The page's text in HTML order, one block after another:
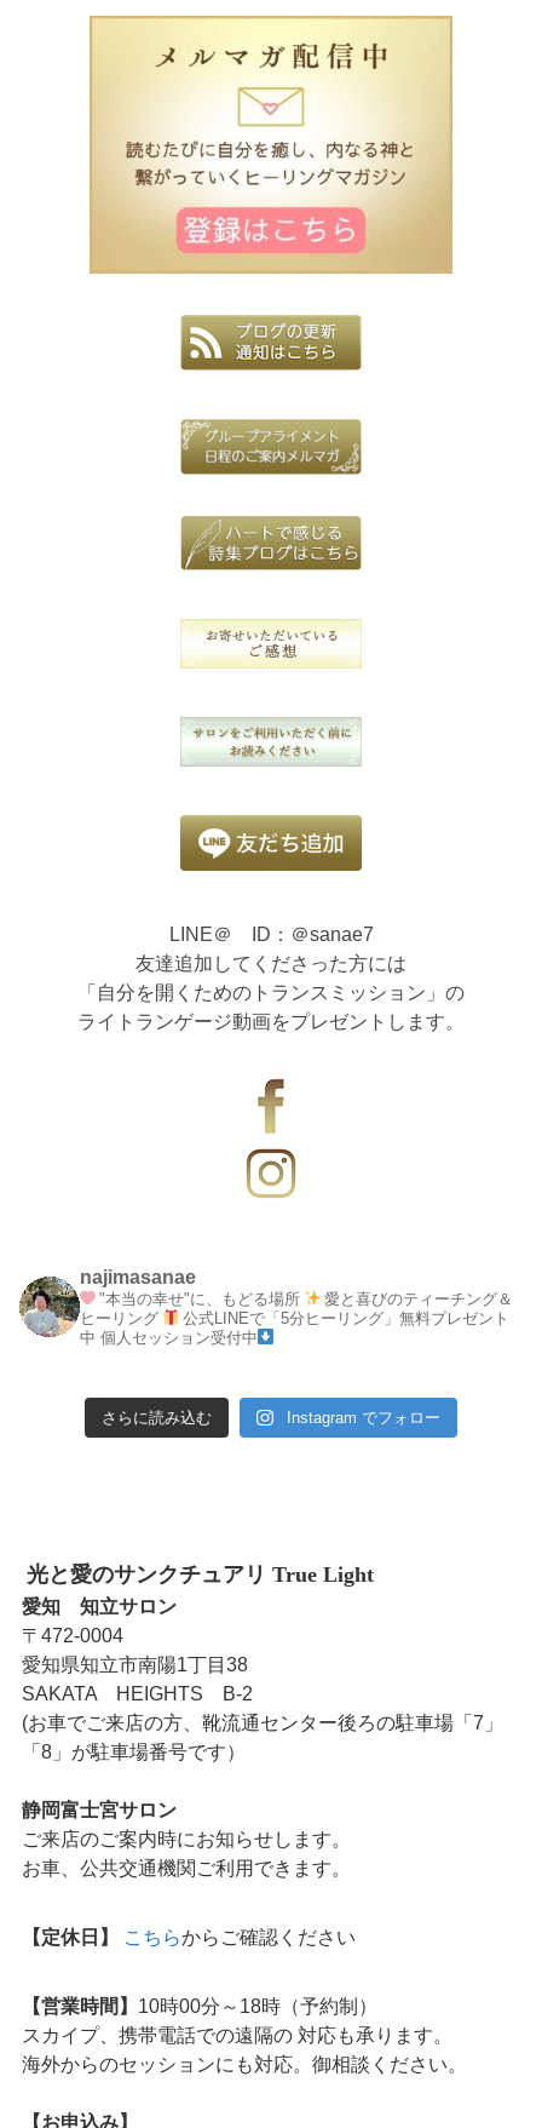
LINE＠ ID：＠sanae7
友達追加してくださった方には
「自分を開くためのトランスミッション」の
ライトランゲージ動画をプレゼントします。
najimasanae
"本当の幸せ"に、もどる場所
愛と喜びのティーチング＆
ヒーリング
公式LINEで「5分ヒーリング」無料プレゼント
中 個人セッション受付中
さらに読み込む Instagram でフォロー
光と愛のサンクチュアリ True Light
愛知 知立サロン
〒472-0004
愛知県知立市南陽1丁目38
SAKATA HEIGHTS B-2
(お車でご来店の方、靴流通センター後ろの駐車場「7」
「8」が駐車場番号です）
静岡富士宮サロン
ご来店のご案内時にお知らせします。
お車、公共交通機関ご利用できます。
【定休日】 こちらからご確認ください
【営業時間】 10時00分～18時（予約制）
スカイプ、携帯電話での遠隔の 対応も承ります。
海外からのセッションにも対応。御相談ください。
【お申込み】